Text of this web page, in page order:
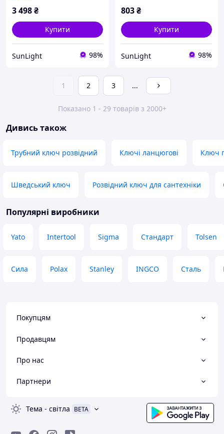
3 498₴
Купити
SunLight 98%
803₴
Купити
SunLight 98%
1 2 3 ...
Показано 1 - 29 товарів з 2000+
Дивись також
Трубний ключ розвідний Ключі ланцюгові Ключ
Шведський ключ Розвідний ключ для сантехніки
Популярні виробники
Yato Intertool Sigma Стандарт Tolsen
Сила Polax Stanley INGCO Сталь
Покупцям
Продавцям
Про нас
Партнери
Тема - світла BETA